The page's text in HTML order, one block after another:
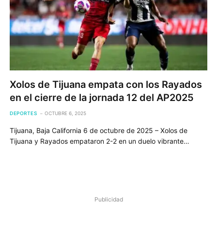
Xolos de Tijuana empata con los Rayados
en el cierre de la jornada 12 del AP2025
DEPORTES OCTUBRE 6, 2025
Tijuana, Baja California 6 de octubre de 2025 – Xolos de
Tijuana y Rayados empataron 2-2 en un duelo vibrante…
Publicidad